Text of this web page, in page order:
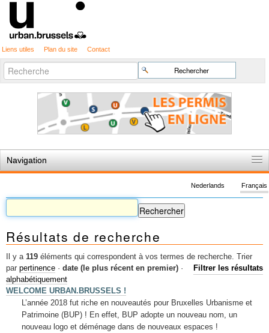
Liens utiles Plan du site Contact
Chercher par
Recherche
avancée…
Navigation
Règles du jeu
Permis d'urbanisme
Cartographie
Etudes et publications
Mots-clés
Renseignements urbanistiques
Français
Nederlands
Résultats de recherche
Il y a 119 éléments qui correspondent à vos termes de recherche.
Filtrer les résultats
Trier
par pertinence · date (le plus récent en premier) ·
alphabétiquement
WELCOME URBAN.BRUSSELS !
L’année 2018 fut riche en nouveautés pour Bruxelles Urbanisme et
Patrimoine (BUP) ! En effet, BUP adopte un nouveau nom, un
nouveau logo et déménage dans de nouveaux espaces !